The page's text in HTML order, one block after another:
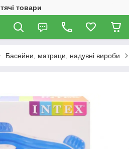
товари
Басейни, матраци, надувні вироби